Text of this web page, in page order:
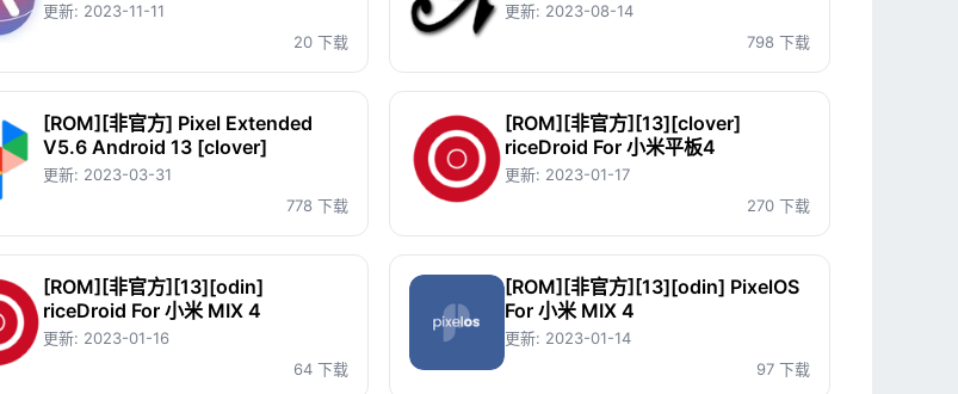
更新: 2023-11-11
20 下载
系列
更新: 2023-08-14
798 下载
[ROM][非官方] Pixel Extended
V5.6 Android 13 [clover]
更新: 2023-03-31
778 下载
[ROM][非官方][13][clover]
riceDroid For 小米平板4
更新: 2023-01-17
270 下载
[ROM][非官方][13][odin]
riceDroid For 小米 MIX 4
更新: 2023-01-16
64 下载
[ROM][非官方][13][odin] PixelOS
For 小米 MIX 4
更新: 2023-01-14
97 下载